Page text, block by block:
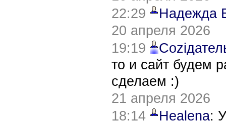
22:29
Надежда
20 апреля 2026
19:19
то и сайт будем
сделаем :)
21 апреля 2026
18:14
Healena: